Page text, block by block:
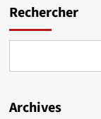
Rechercher
Archives